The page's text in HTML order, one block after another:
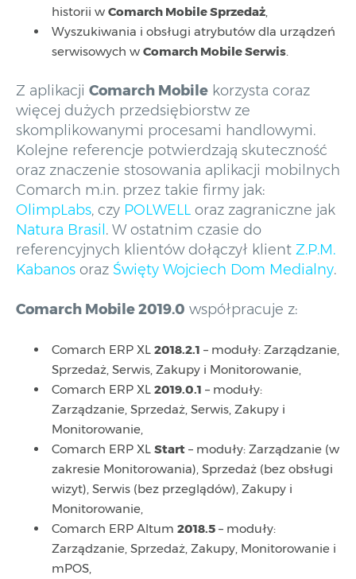
historii w Comarch Mobile Sprzedaż
Wyszukiwania i obsługi atrybutów dla urządzeń
serwisowych w Comarch Mobile Serwis
Z aplikacji Comarch Mobile korzysta coraz
więcej dużych przedsiębiorstw ze
skomplikowanymi procesami handlowymi.
Kolejne referencje potwierdzają skuteczność
oraz znaczenie stosowania aplikacji mobilnych
Comarch m.in. przez takie firmy jak:
OlimpLabs, czy POLWELL oraz zagraniczne jak
Natura Brasil. W ostatnim czasie do
referencyjnych klientów dołączył klient Z.P.M.
Kabanos oraz Święty Wojciech Dom Medialny.
Comarch Mobile 2019.0 współpracuje z:
Comarch ERP XL 2018.2.1 – moduły: Zarządzanie,
Sprzedaż, Serwis, Zakupy i Monitorowanie,
Comarch ERP XL 2019.0.1 – moduły:
Zarządzanie, Sprzedaż, Serwis, Zakupy i
Monitorowanie,
Comarch ERP XL Start – moduły: Zarządzanie (w
zakresie Monitorowania), Sprzedaż (bez obsługi
wizyt), Serwis (bez przeglądów), Zakupy i
Monitorowanie,
Comarch ERP Altum 2018.5 – moduły:
Zarządzanie, Sprzedaż, Zakupy, Monitorowanie i
mPOS,